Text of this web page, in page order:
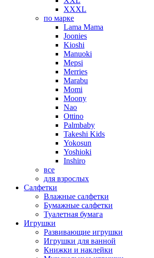
XXXL
по марке
Lama Mama
Joonies
Kioshi
Manuoki
Mepsi
Merries
Marabu
Momi
Moony
Nao
Ottino
Palmbaby
Takeshi Kids
Yokosun
Yoshioki
Inshiro
все
для взрослых
Салфетки
Влажные салфетки
Бумажные салфетки
Туалетная бумага
Игрушки
Развивающие игрушки
Игрушки для ванной
Книжки и наклейки